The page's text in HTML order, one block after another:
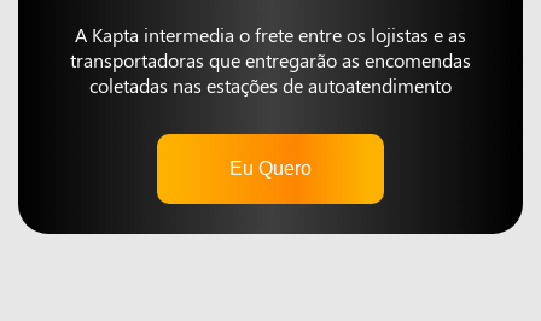
A Kapta intermedia o frete entre os lojistas e as
transportadoras que entregarão as encomendas
coletadas nas estações de autoatendimento
Eu Quero